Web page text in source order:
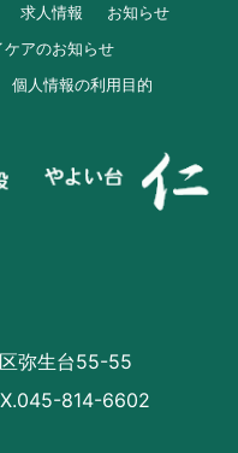
求人情報
お知らせ
ケアのお知らせ
個人情報の利用目的
弥生台55-55
814-6602